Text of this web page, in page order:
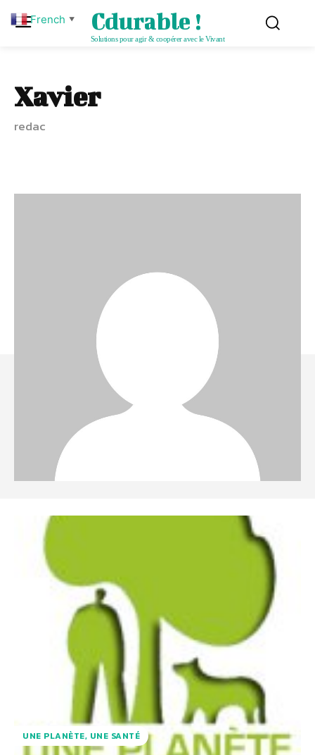
Cdurable !
Solutions pour agir & coopérer avec le Vivant
Xavier
redac
UNE PLANÈTE, UNE SANTÉ
French ▼